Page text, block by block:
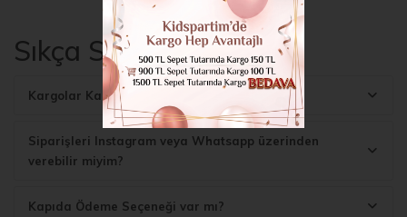
8 adet ürün bulunmuştur.
Sıkça Sorulan Sorular
Kargolar Kaç Günde Ulaşır?
Siparişleri Instagram veya Whatsapp üzerinden
verebilir miyim?
Kapıda Ödeme Seçeneği var mı?